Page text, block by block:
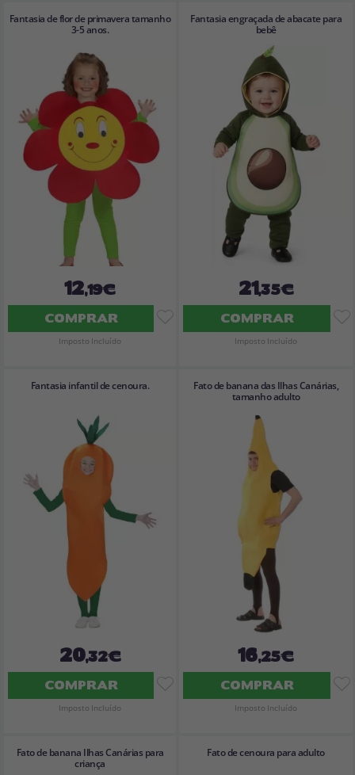
Fantasia de flor de primavera tamanho
3-5 anos.
12,19€
COMPRAR
Imposto Incluído
Fantasia engraçada de abacate para
bebê
21,35€
COMPRAR
Imposto Incluído
Fantasia infantil de cenoura.
20,32€
COMPRAR
Imposto Incluído
Fato de banana das Ilhas Canárias,
tamanho adulto
16,25€
COMPRAR
Imposto Incluído
Fato de banana Ilhas Canárias para
criança
Fato de cenoura para adulto